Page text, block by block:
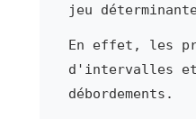
jeu
En effet, les
d'intervalles et
débordements.